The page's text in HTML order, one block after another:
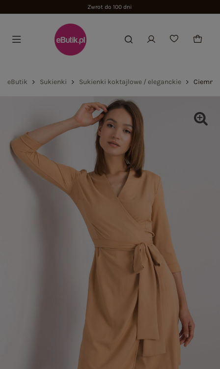
Zwrot do 100 dni
eButik Sukienki Sukienki koktajlowe / eleganckie